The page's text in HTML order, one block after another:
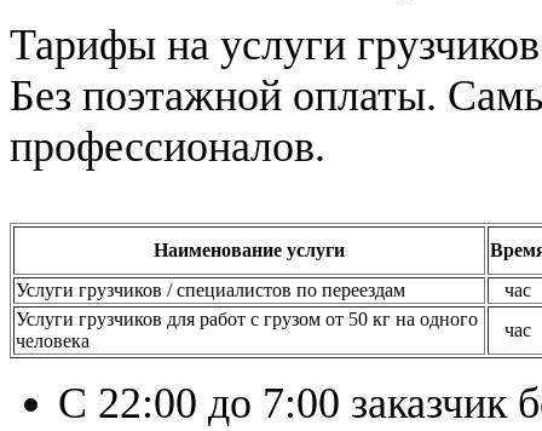
Тарифы на услуги
Без поэтажной оплаты.
профессионалов.
Наименование услуги
Услуги грузчиков / специалистов по переездам
час
Услуги грузчиков для работ с грузом от 50 кг на одного
человека
час
С 22:00 до 7:00 заказчик